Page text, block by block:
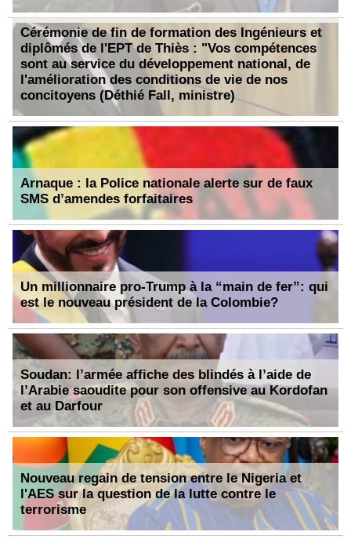
Cérémonie de fin de formation des Ingénieurs et
diplômés de l'EPT de Thiès : "Vos compétences
sont au service du développement national, de
l'amélioration des conditions de vie de nos
concitoyens (Déthié Fall, ministre)
Arnaque : la Police nationale alerte sur de faux
SMS d’amendes forfaitaires
Un millionnaire pro-Trump à la “main de fer”: qui
est le nouveau président de la Colombie?
Soudan: l’armée affiche des blindés à l’aide de
l’Arabie saoudite pour son offensive au Kordofan
et au Darfour
Nouveau regain de tension entre le Nigeria et
l'AES sur la question de la lutte contre le
terrorisme